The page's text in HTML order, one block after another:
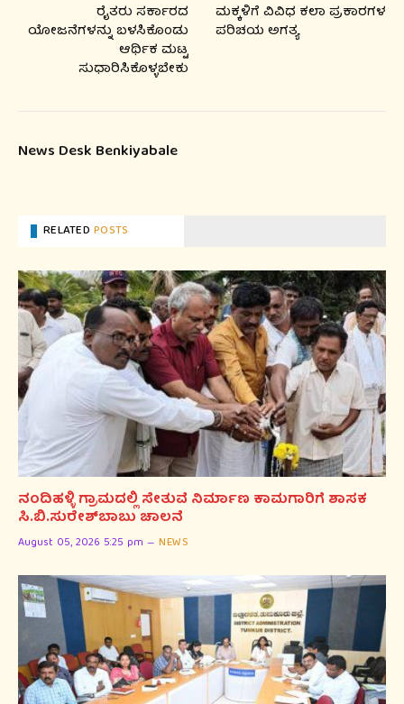
ರೈತರು ಸರ್ಕಾರದ
ಯೋಜನೆಗಳನ್ನು ಬಳಸಿಕೊಂಡು
ಆರ್ಥಿಕ ಮಟ್ಟ
ಸುಧಾರಿಸಿಕೊಳ್ಳಬೇಕು
ಮಕ್ಕಳಿಗೆ ವಿವಿಧ ಕಲಾ ಪ್ರಕಾರಗಳ
ಪರಿಚಯ ಅಗತ್ಯ
News Desk Benkiyabale
RELATEDPOSTS
ನಂದಿಹಳ್ಳಿ ಗ್ರಾಮದಲ್ಲಿ ಸೇತುವೆ ನಿರ್ಮಾಣ ಕಾಮಗಾರಿಗೆ ಶಾಸಕ
ಸಿ.ಬಿ.ಸುರೇಶ್‌ಬಾಬು ಚಾಲನೆ
August 05, 2026 5:25 pm NEWS